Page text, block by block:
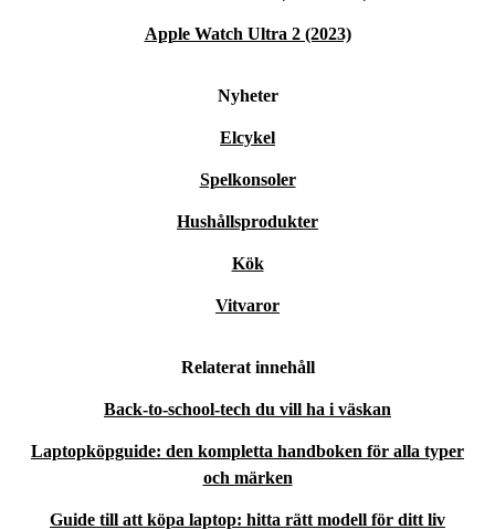
Apple Watch Ultra 2 (2023)
Nyheter
Elcykel
Spelkonsoler
Hushållsprodukter
Kök
Vitvaror
Relaterat innehåll
Back-to-school-tech du vill ha i väskan
Laptopköpguide: den kompletta handboken för alla typer
och märken
Guide till att köpa laptop: hitta rätt modell för ditt liv